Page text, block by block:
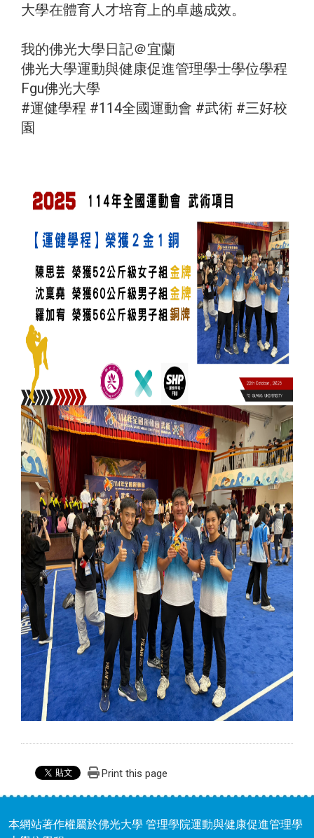
大學在體育人才培育上的卓越成效。
我的佛光大學日記＠宜蘭
佛光大學運動與健康促進管理學士學位學程
Fgu佛光大學
#運健學程 #114全國運動會 #武術 #三好校
園
Print this page
本網站著作權屬於佛光大學 管理學院運動與健康促進管理學